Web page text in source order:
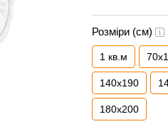
Розміри (см)
1 кв.м
140x190
180x200